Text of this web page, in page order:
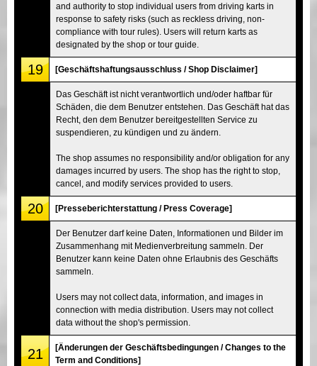
and authority to stop individual users from driving karts in
response to safety risks (such as reckless driving, non-
compliance with tour rules). Users will return karts as
designated by the shop or tour guide.
19 [Geschäftshaftungsausschluss / Shop Disclaimer]
Das Geschäft ist nicht verantwortlich und/oder haftbar für
Schäden, die dem Benutzer entstehen. Das Geschäft hat das
Recht, den dem Benutzer bereitgestellten Service zu
suspendieren, zu kündigen und zu ändern.
The shop assumes no responsibility and/or obligation for any
damages incurred by users. The shop has the right to stop,
cancel, and modify services provided to users.
20 [Presseberichterstattung / Press Coverage]
Der Benutzer darf keine Daten, Informationen und Bilder im
Zusammenhang mit Medienverbreitung sammeln. Der
Benutzer kann keine Daten ohne Erlaubnis des Geschäfts
sammeln.
Users may not collect data, information, and images in
connection with media distribution. Users may not collect
data without the shop's permission.
21
[Änderungen der Geschäftsbedingungen / Changes to the
Term and Conditions]